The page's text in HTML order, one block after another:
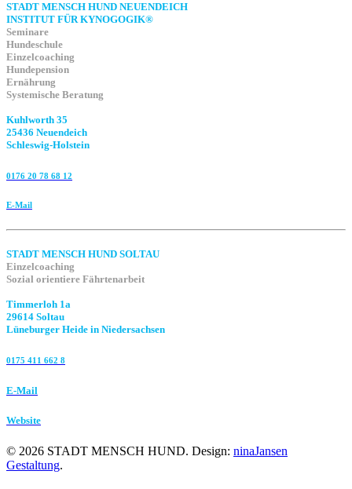
STADT MENSCH HUND NEUENDEICH
INSTITUT FÜR KYNOGOGIK®
Seminare
Hundeschule
Einzelcoaching
Hundepension
Ernährung
Systemische Beratung
Kuhlworth 35
25436 Neuendeich
Schleswig-Holstein
0176 20 78 68 12
E-Mail
STADT MENSCH HUND SOLTAU
Einzelcoaching
Sozial orientiere Fährtenarbeit
Timmerloh 1a
29614 Soltau
Lüneburger Heide in Niedersachsen
0175 411 662 8‬
E-Mail
Website
© 2026 STADT MENSCH HUND. Design: ninaJansen
Gestaltung.